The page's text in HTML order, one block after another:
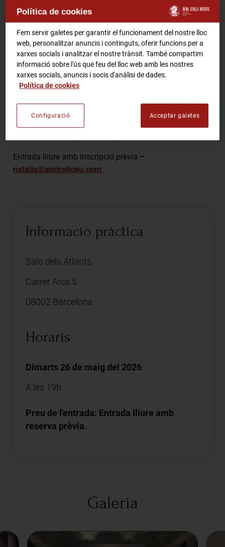
RCA Radio
RCA TV
RCA TEATRE
Gastronomic Experience 360º
Entrades Esdeveniments
Comparteix
Projecció a l’entorn de l`òpera
que inclou els millors fragments musicals procedents
de produccions diferents, amb els cantants més
Entrada lliure amb inscripció prèvia –
natalia@amicsliceu.com
Informació pràctica
Saló dels Atlants
Carrer Arcs 5
08002 Barcelona
Horaris
Dimarts 26 de maig del 2026
A les 19h
Preu de l'entrada: Entrada lliure amb
reserva prèvia.
Galeria
Política de cookies
Fem servir galetes per garantir el funcionament del nostre lloc
web, personalitzar anuncis i continguts, oferir funcions per a
xarxes socials i analitzar el nostre trànsit. També compartim
informació sobre l'ús que feu del lloc web amb les nostres
xarxes socials, anuncis i socis d'anàlisi de dades.
Política de cookies
Acceptar galetes
Configuració